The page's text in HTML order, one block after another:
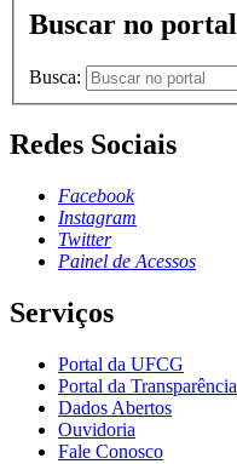
Buscar no portal
Busca:
Redes Sociais
Facebook
Instagram
Twitter
Painel de Acessos
Serviços
Portal da UFCG
Portal da Transparência
Dados Abertos
Ouvidoria
Fale Conosco